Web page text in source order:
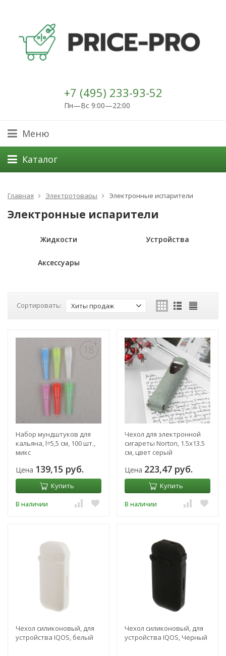
+7 (495) 233-93-52
Пн—Вс 9:00—22:00
Меню
Каталог
Главная Электротовары Электронные испарители
Электронные испарители
Жидкости Устройства
Аксессуары
Сортировать: Хиты продаж
Набор мундштуков для
кальяна, l=5,5 см, 100 шт.,
микс
Цена 139,15 руб.
Купить
В наличии
Чехол для электронной
сигареты Norton, 1.5х13.5
см, цвет серый
Цена 223,47 руб.
Купить
В наличии
Чехол силиконовый, для
устройства IQOS, белый
Чехол силиконовый, для
устройства IQOS, Черный